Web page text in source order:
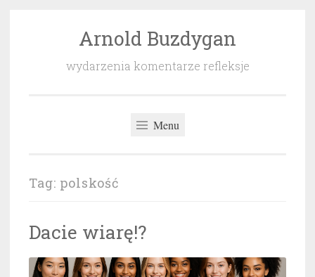
Arnold Buzdygan
wydarzenia komentarze refleksje
Menu
Tag: polskość
Dacie wiarę!?